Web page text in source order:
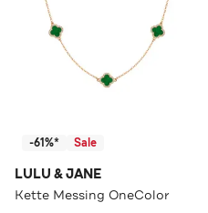
-61%* Sale
LULU & JANE
Kette Messing OneColor